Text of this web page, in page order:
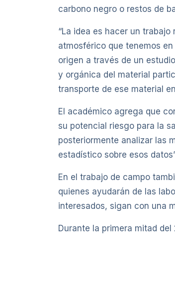
carbono negro o restos de
“La idea es hacer un
atmosférico que tenemos
origen a través de un
y orgánica del material
transporte de ese material
El académico agrega que
su potencial riesgo para la
posteriormente analizar las
estadístico sobre esos
En el trabajo de campo
quienes ayudarán de las
interesados, sigan con una
Durante la primera mitad